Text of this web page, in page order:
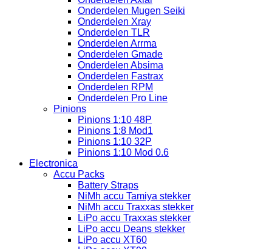
Onderdelen Mugen Seiki
Onderdelen Xray
Onderdelen TLR
Onderdelen Arrma
Onderdelen Gmade
Onderdelen Absima
Onderdelen Fastrax
Onderdelen RPM
Onderdelen Pro Line
Pinions
Pinions 1:10 48P
Pinions 1:8 Mod1
Pinions 1:10 32P
Pinions 1:10 Mod 0.6
Electronica
Accu Packs
Battery Straps
NiMh accu Tamiya stekker
NiMh accu Traxxas stekker
LiPo accu Traxxas stekker
LiPo accu Deans stekker
LiPo accu XT60